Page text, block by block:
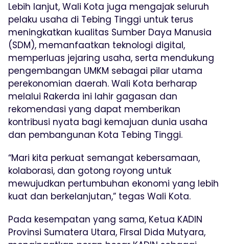
Lebih lanjut, Wali Kota juga mengajak seluruh
pelaku usaha di Tebing Tinggi untuk terus
meningkatkan kualitas Sumber Daya Manusia
(SDM), memanfaatkan teknologi digital,
memperluas jejaring usaha, serta mendukung
pengembangan UMKM sebagai pilar utama
perekonomian daerah. Wali Kota berharap
melalui Rakerda ini lahir gagasan dan
rekomendasi yang dapat memberikan
kontribusi nyata bagi kemajuan dunia usaha
dan pembangunan Kota Tebing Tinggi.
“Mari kita perkuat semangat kebersamaan,
kolaborasi, dan gotong royong untuk
mewujudkan pertumbuhan ekonomi yang lebih
kuat dan berkelanjutan,” tegas Wali Kota.
Pada kesempatan yang sama, Ketua KADIN
Provinsi Sumatera Utara, Firsal Dida Mutyara,